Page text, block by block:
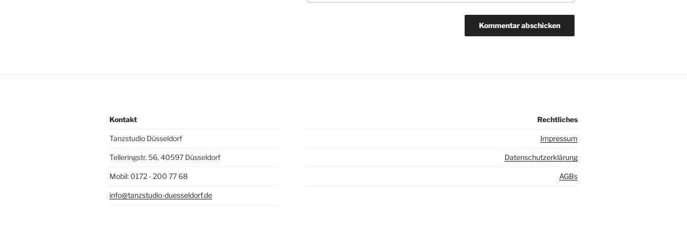
Kontakt
Tanzstudio Düsseldorf
Telleringstr. 56, 40597 Düsseldorf
Mobil: 0172 - 200 77 68
info@tanzstudio-duesseldorf.de
Rechtliches
Impressum
Datenschutzerklärung
AGBs